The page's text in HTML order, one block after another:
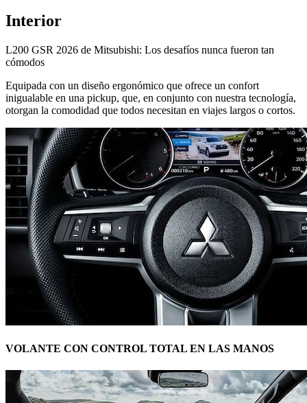
Interior
L200 GSR 2026 de Mitsubishi: Los desafíos nunca fueron tan
cómodos
Equipada con un diseño ergonómico que ofrece un confort
inigualable en una pickup, que, en conjunto con nuestra tecnología,
otorgan la comodidad que todos necesitan en viajes largos o cortos.
VOLANTE CON CONTROL TOTAL EN LAS MANOS